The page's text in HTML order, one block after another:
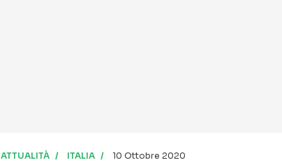
ATTUALITÀ ITALIA 10 Ottobre 2020